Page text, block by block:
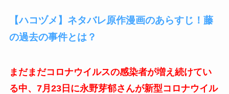
【ハコヅメ】ネタバレ原作漫画のあらすじ！藤
の過去の事件とは？
まだまだコロナウイルスの感染者が増え続けてい
る中、7月23日に永野芽郁さんが新型コロナウイル